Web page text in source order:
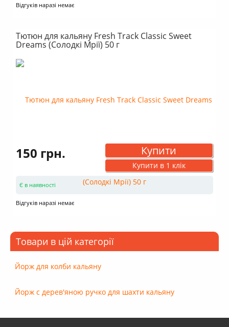
Відгуків наразі немає
Тютюн для кальяну Fresh Track Classic Sweet
Dreams (Солодкі Мрії) 50 г
150 грн. Купити
Купити в 1 клік
Є в наявності
Відгуків наразі немає
Товари в цій категорії
Йорж для колби кальяну
Йорж с дерев'яною ручко для шахти кальяну